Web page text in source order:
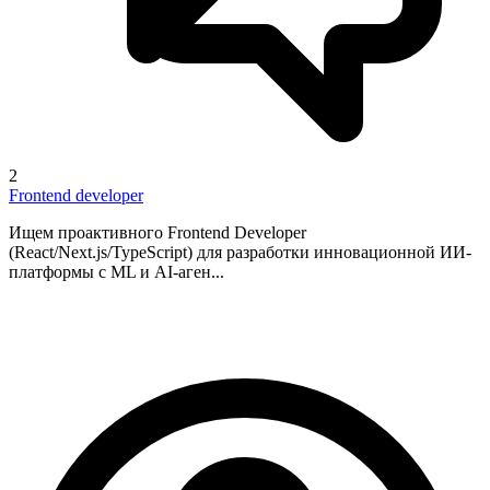
2
Frontend developer
Ищем проактивного Frontend Developer
(React/Next.js/TypeScript) для разработки инновационной ИИ-
платформы с ML и AI-аген...